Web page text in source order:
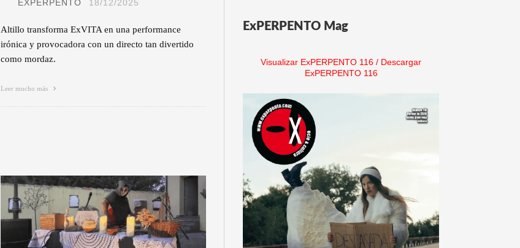
EXPERPENTO 18/12/2025
Altillo transforma ExVITA en una performance
irónica y provocadora con un directo tan divertido
como mordaz.
Leer mucho más
ExPERPENTO Mag
Visualizar ExPERPENTO 116 / Descargar
ExPERPENTO 116